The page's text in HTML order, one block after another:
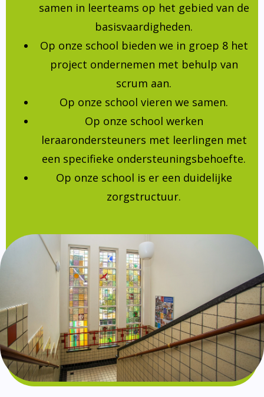
samen in leerteams op het gebied van de
basisvaardigheden.
Op onze school bieden we in groep 8 het
project ondernemen met behulp van
scrum aan.
Op onze school vieren we samen.
Op onze school werken
leraarondersteuners met leerlingen met
een specifieke ondersteuningsbehoefte.
Op onze school is er een duidelijke
zorgstructuur.